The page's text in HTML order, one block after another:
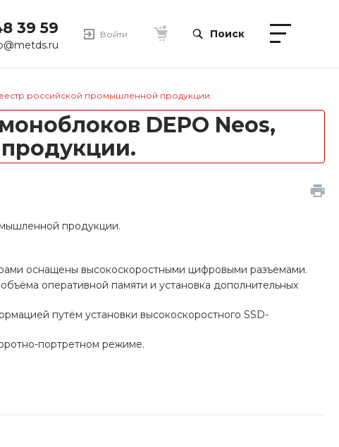
39 59 Войти Поиск
российской промышленной продукции.
DEPO Neos,
продукции.
оснащены высокоскоростными цифровыми разъемами.
оперативной памяти и установка дополнительных
путём установки высокоскоростного SSD-
портретном режиме.